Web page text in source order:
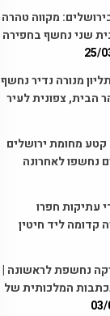
מקווה טהרה
שני נחשף בחפירה
25/
מנורה נדיר נחשף
הבית, צפונית לעיר
מחומת ירושלים
נחשפו לאחרונה
עתיקות חפרו
קדומה ליד חיטין
נחשפת לראשונה |
המלכותית של